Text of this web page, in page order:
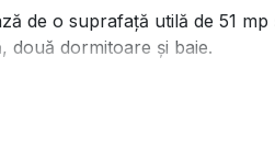
de o suprafață utilă de 51
două dormitoare și baie.
ale proprietății este